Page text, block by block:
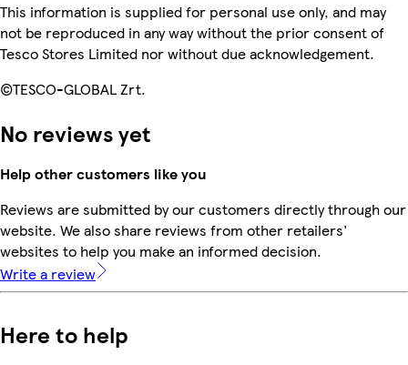
This information is supplied for personal use only, and may
not be reproduced in any way without the prior consent of
Tesco Stores Limited nor without due acknowledgement.
©TESCO-GLOBAL Zrt.
No reviews yet
Help other customers like you
Reviews are submitted by our customers directly through our
website. We also share reviews from other retailers'
websites to help you make an informed decision.
Write a review
Here to help